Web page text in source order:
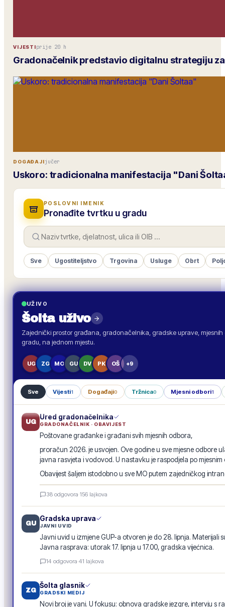
VIJESTIprije 20 h
Gradonačelnik predstavio digitalnu strategiju
DOGAĐAJIjučer
Uskoro: tradicionalna manifestacija "Dani
POSLOVNI IMENIK
Pronađite tvrtku u gradu
Sve Ugostiteljstvo Trgovina Usluge Obrt
UŽIVO
Šoltauživo
Zajednički prostor građana, gradonačelnika, gradske uprave,
gradu, na jednom mjestu.
UG ZG MO GU DV PK OŠ +9
Sve Vijesti1 Događaji0 Tržnica0 Mjesni odbori1
UG
Ured gradonačelnika
GRADONAČELNIK · OBAVIJEST
Poštovane građanke i građani svih mjesnih odbora,
proračun 2026. je usvojen. Ove godine u sve mjesne odbore
javna rasvjeta i vodovod. U nastavku je raspodjela po mjesnim
Obavijest šaljem istodobno u sve MO putem zajedničkog
GRADSKA OBAVIJEST
Raspodjela investicija 2026. · po mjesnim odborima
38 odgovora·156 lajkova
GU
Gradska uprava
JAVNI UVID
Javni uvid u izmjene GUP-a otvoren je do 28. lipnja. Materijali
Javna rasprava: utorak 17. lipnja u 17.00, gradska vijećnica.
14 odgovora·41 lajkova
ZG
Šolta glasnik
GRADSKI MEDIJ
Novi broj je vani. U fokusu: obnova gradske jezgre, intervju s